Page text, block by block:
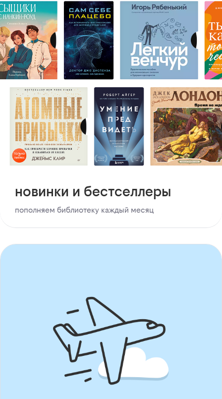
новинки и бестселлеры
пополняем библиотеку каждый месяц